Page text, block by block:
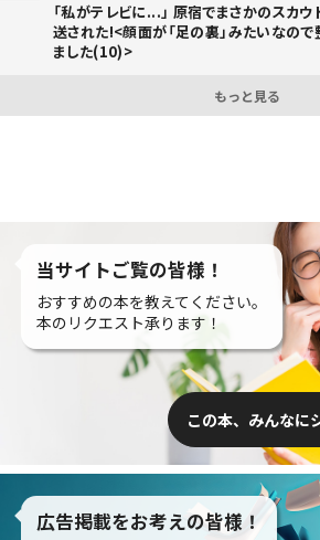
「私がテレビに...」 原宿でまさかのスカ
送された!<顔面が「足の裏」みたいなの
ました(10)>
もっと見る
当サイトご覧の皆様！
おすすめの本を教えてください。
本のリクエスト承ります！
この本、みんなに
広告掲載をお考えの皆様！